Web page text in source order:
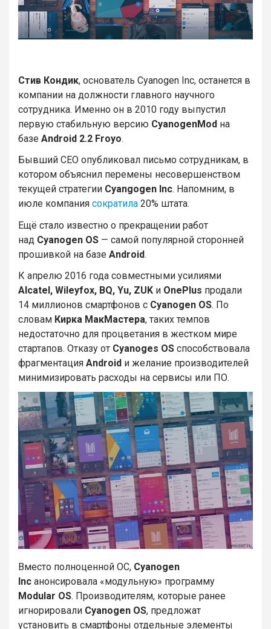
Стив Кондик, основатель Cyanogen Inc, останется в
компании на должности главного научного
сотрудника. Именно он в 2010 году выпустил
первую стабильную версию CyanogenMod на
базе Android 2.2 Froyo.
Бывший CEO опубликовал письмо сотрудникам, в
котором объяснил перемены несовершенством
текущей стратегии Cyangogen Inc. Напомним, в
июле компания сократила 20% штата.
Ещё стало известно о прекращении работ
над Cyanogen OS — самой популярной сторонней
прошивкой на базе Android.
К апрелю 2016 года совместными усилиями
Alcatel, Wileyfox, BQ, Yu, ZUK и OnePlus продали
14 миллионов смартфонов с Cyanogen OS. По
словам Кирка МакМастера, таких темпов
недостаточно для процветания в жестком мире
стартапов. Отказу от Cyanoges OS способствовала
фрагментация Android и желание производителей
минимизировать расходы на сервисы или ПО.
Вместо полноценной ОС, Cyanogen
Inc анонсировала «модульную» программу
Modular OS. Производителям, которые ранее
игнорировали Cyanogen OS, предложат
установить в смартфоны отдельные элементы